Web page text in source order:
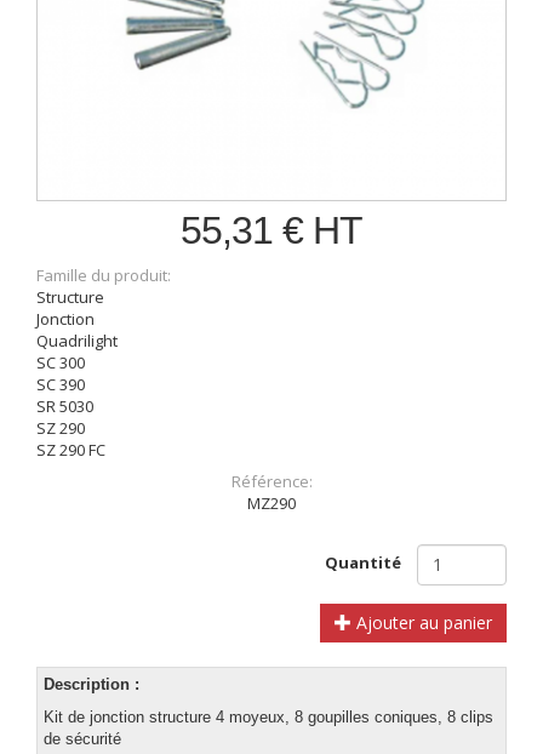
55,31 € HT
Famille du produit:
Structure
Jonction
Quadrilight
SC 300
SC 390
SR 5030
SZ 290
SZ 290 FC
Référence:
MZ290
Quantité
Ajouter au panier
Description :
Kit de jonction structure 4 moyeux, 8 goupilles coniques, 8 clips
de sécurité